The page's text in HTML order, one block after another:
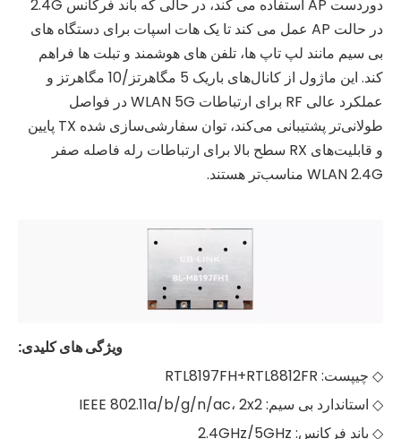
دوردست AP استفاده می کند، در حالی که باند فرکانس 2.4G
در حالت AP عمل می کند تا یک هات اسپات برای دستگاه های
بی سیم مانند لپ تاپ ها، تلفن های هوشمند و تبلت ها فراهم
کند. این ماژول از کانال‌های باریک 5 مگاهرتز/10 مگاهرتز و
عملکرد عالی RF برای ارتباطات WLAN 5G در فواصل
طولانی‌تر پشتیبانی می‌کند، توان سفارشی‌سازی شده TX پایین
و قابلیت‌های RX سطح بالا برای ارتباطات رله فاصله صفر
WLAN 2.4G مناسب‌تر هستند.
ویژگی های کلیدی:
◇ چیپست: RTL8197FH+RTL8812FR
◇ استاندارد بی سیم: IEEE 802.11a/b/g/n/ac، 2x2
◇ باند فرکانس: 2.4GHz/5GHz